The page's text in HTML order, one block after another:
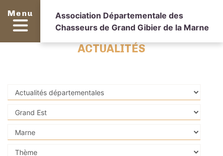
Menu
Association Départementale des
Chasseurs de Grand Gibier de la Marne
ACTUALITÉS